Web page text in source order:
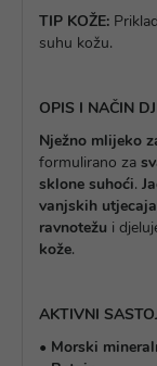
TIP KOŽE:
suhu kožu.
OPIS I NAČIN
Nježno mlijeko
formulirano za
sklone suhoći.
vanjskih utjecaja
ravnotežu i
kože.
AKTIVNI
• Morski